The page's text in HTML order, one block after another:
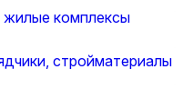
комплексы
стройматериалы